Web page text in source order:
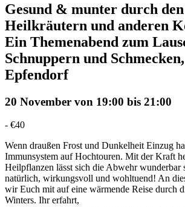
Gesund & munter durch
Heilkräutern und anderen
Ein Themenabend zum
Schnuppern und
Epfendorf
20 November von 19:00 bis 21:00
- €40
Wenn draußen Frost und Dunkelheit Einzug
Immunsystem auf Hochtouren. Mit der Kraft
Heilpflanzen lässt sich die Abwehr wunderbar
natürlich, wirkungsvoll und wohltuend! An
wir Euch mit auf eine wärmende Reise durch
Winters. Ihr erfahrt,